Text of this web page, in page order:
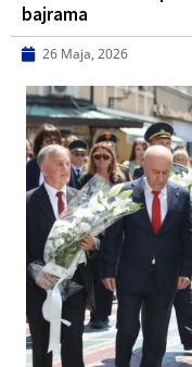
bajrama
26 Maja, 2026